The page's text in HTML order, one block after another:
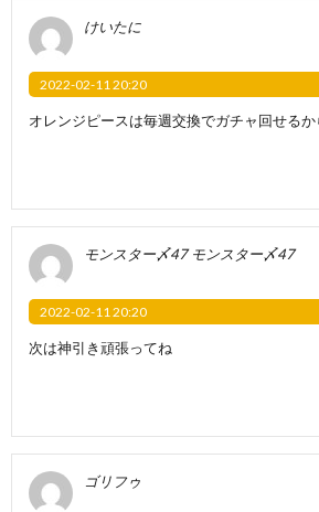
けいたに
2022-02-11 20:20
オレンジピースは毎週交換でガチャ回せる
モンスター〆47 モンスター〆47
2022-02-11 20:20
次は神引き頑張ってね
ゴリフゥ